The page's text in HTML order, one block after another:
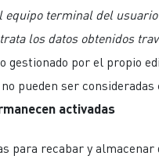
terminal del
los datos obtenidos
gestionado por el propio
pueden ser
activadas
para recabar y